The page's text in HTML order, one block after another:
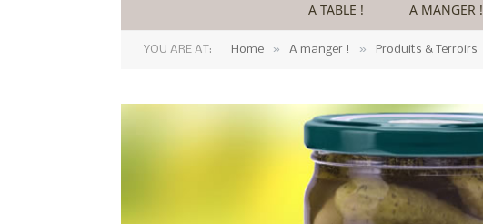
A TABLE ! A MANGER !
YOU ARE AT: Home » A manger ! » Produits & Terroirs